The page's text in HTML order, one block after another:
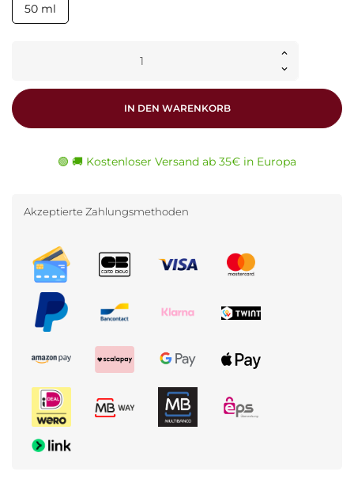
50 ml
IN DEN WARENKORB
🟢 🚚 Kostenloser Versand ab 35€ in Europa
Akzeptierte Zahlungsmethoden